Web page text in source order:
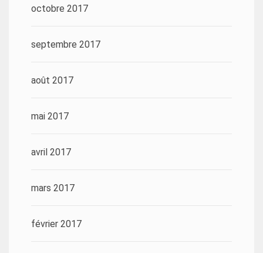
octobre 2017
septembre 2017
août 2017
mai 2017
avril 2017
mars 2017
février 2017